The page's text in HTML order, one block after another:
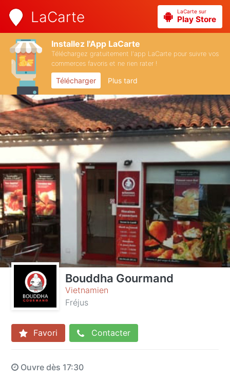
LaCarte LaCarte sur
Play Store
Installez l'App LaCarte
Téléchargez gratuitement l'app LaCarte pour suivre vos
commerces favoris et ne rien rater !
Télécharger Plus tard
Bouddha Gourmand
Vietnamien
Fréjus
Favori Contacter
Ouvre dès 17:30